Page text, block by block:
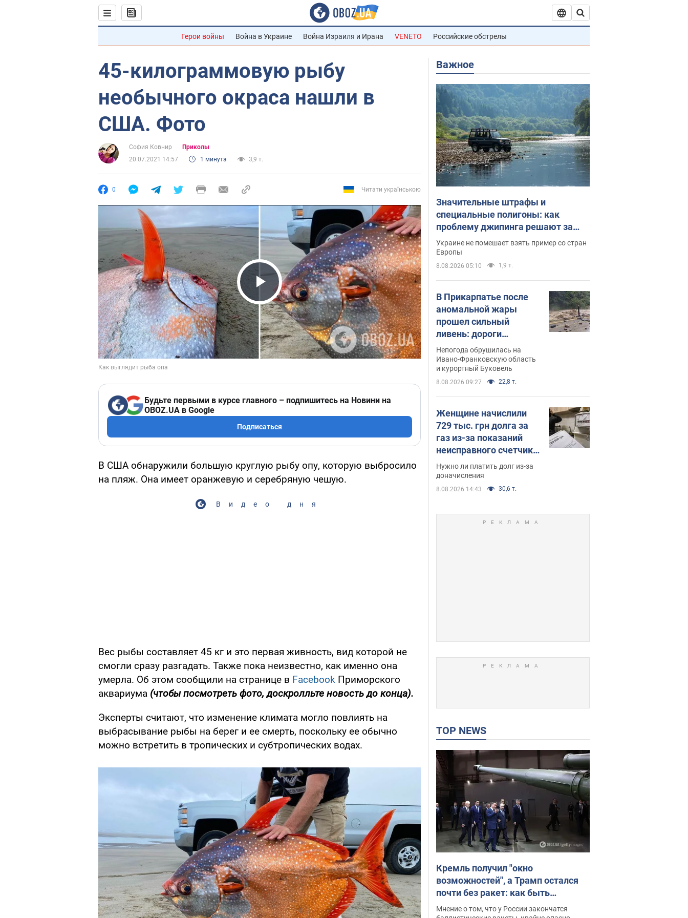
Герои войны Война в Украине Война Израиля и Ирана VENETO Российские обстрелы
45-килограммовую рыбу
необычного окраса нашли в
США. Фото
София Ковнир
Приколы
20.07.2021 14:57
1 минута 3,9 т.
0 Читати українською
Play Video
Будьте первыми в курсе главного – подпишитесь на Новини на
OBOZ.UA в Google
Подписаться
В США обнаружили большую круглую рыбу опу, которую выбросило
на пляж. Она имеет оранжевую и серебряную чешую.
Видео дня
Вес рыбы составляет 45 кг и это первая живность, вид которой не
смогли сразу разгадать. Также пока неизвестно, как именно она
умерла. Об этом сообщили на странице в Facebook Приморского
аквариума (чтобы посмотреть фото, доскролльте новость до конца).
Эксперты считают, что изменение климата могло повлиять на
выбрасывание рыбы на берег и ее смерть, поскольку ее обычно
можно встретить в тропических и субтропических водах.
Важное
Значительные штрафы и
специальные полигоны: как
проблему джипинга решают за
границей
Украине не помешает взять пример со стран
Европы
8.08.2026 05:10 1,9 т.
В Прикарпатье после
аномальной жары
прошел сильный
ливень: дороги
превратились в реки.
Видео
Непогода обрушилась на
Ивано-Франковскую область
и курортный Буковель
8.08.2026 09:27 22,8 т.
Женщине начислили
729 тыс. грн долга за
газ из-за показаний
неисправного счетчика:
судья вынес
неожиданное решение
Нужно ли платить долг из-за
доначисления
8.08.2026 14:43 30,6 т.
TOP NEWS
Кремль получил "окно
возможностей", а Трамп остался
почти без ракет: как быть
Украине? Интервью с Мельником
Мнение о том, что у России закончатся